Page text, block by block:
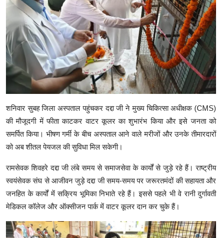
शनिवार सुबह जिला अस्पताल पहुंचकर दद्दा जी ने मुख्य चिकित्सा अधीक्षक (CMS)
की मौजूदगी में फीता काटकर वाटर कूलर का शुभारंभ किया और इसे जनता को
समर्पित किया। भीषण गर्मी के बीच अस्पताल आने वाले मरीजों और उनके तीमारदारों
को अब शीतल पेयजल की सुविधा मिल सकेगी।
रामसेवक शिवहरे दद्दा जी लंबे समय से समाजसेवा के कार्यों से जुड़े रहे हैं। राष्ट्रीय
स्वयंसेवक संघ से आजीवन जुड़े दद्दा जी समय-समय पर जरूरतमंदों की सहायता और
जनहित के कार्यों में सक्रिय भूमिका निभाते रहे हैं। इससे पहले भी वे रानी दुर्गावती
मेडिकल कॉलेज और ऑक्सीजन पार्क में वाटर कूलर दान कर चुके हैं।